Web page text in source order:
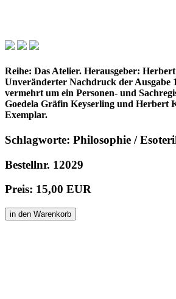
Reihe: Das Atelier. Herausgeber: Herbert
Unveränderter Nachdruck der Ausgabe
vermehrt um ein Personen- und
Goedela Gräfin Keyserling und Herbert
Exemplar.
Schlagworte: Philosophie /
Bestellnr. 12029
Preis: 15,00 EUR
in den Warenkorb